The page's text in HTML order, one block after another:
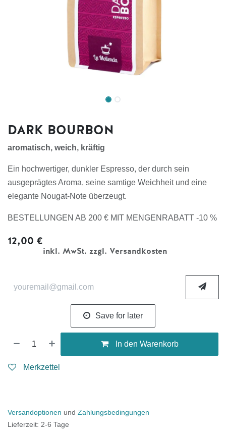
DARK BOURBON
aromatisch, weich, kräftig
Ein hochwertiger, dunkler Espresso, der durch sein
ausgeprägtes Aroma, seine samtige Weichheit und eine
elegante Nougat-Note überzeugt.
BESTELLUNGEN AB 200 € MIT MENGENRABATT -10 %
12,00 €
inkl. MwSt. zzgl. Versandkosten
Save for later
In den Warenkorb
Merkzettel
Versandoptionen und Zahlungsbedingungen
Lieferzeit: 2-6 Tage